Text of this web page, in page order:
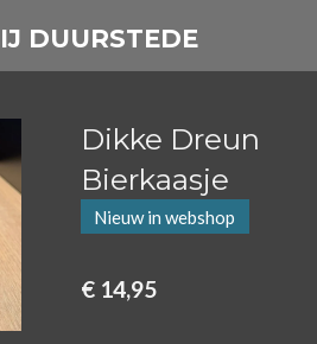
DUURSTEDE
Dikke Dreun
Bierkaasje
Nieuw in webshop
€ 14,95